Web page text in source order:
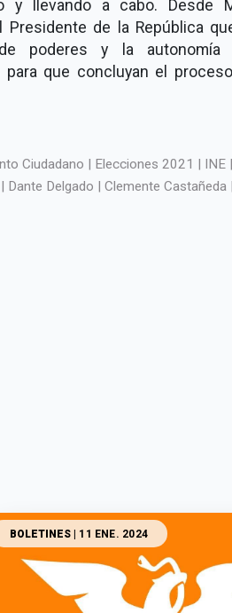
y llevando a cabo. Desde
Presidente de la República
poderes y la autonomía
para que concluyan el
Ciudadano | Elecciones 2021 | INE
Dante Delgado | Clemente Castañeda
BOLETINES| 11 ENE. 2024